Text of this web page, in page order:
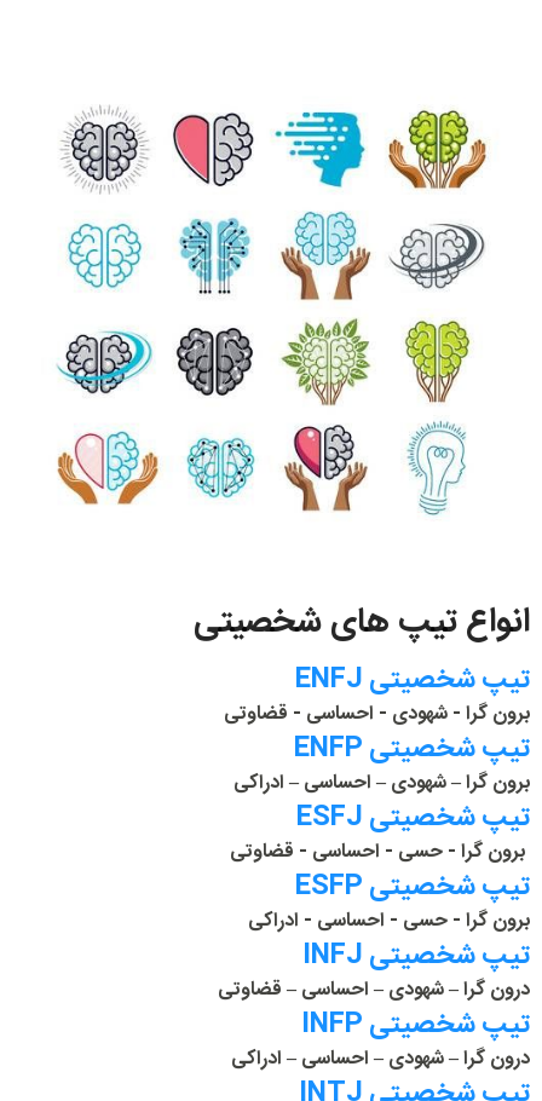
انواع تیپ های شخصیتی
تیپ شخصیتی ENFJ
برون گرا - شهودی - احساسی - قضاوتی
تیپ شخصیتی ENFP
برون گرا – شهودی – احساسی – ادراکی
تیپ شخصیتی ESFJ
برون گرا - حسی - احساسی - قضاوتی
تیپ شخصیتی ESFP
برون گرا - حسی - احساسی - ادراکی
تیپ شخصیتی INFJ
درون گرا – شهودی – احساسی – قضاوتی
تیپ شخصیتی INFP
درون گرا – شهودی – احساسی – ادراکی